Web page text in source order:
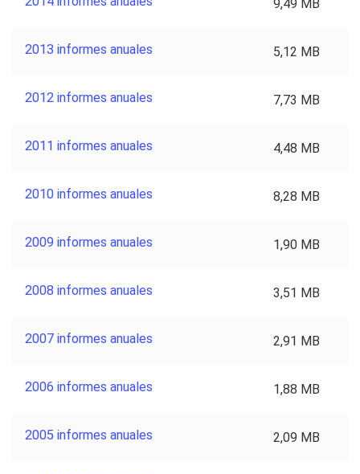
9,49 MB
2013 informes anuales 5,12 MB
2012 informes anuales 7,73 MB
2011 informes anuales 4,48 MB
2010 informes anuales 8,28 MB
2009 informes anuales 1,90 MB
2008 informes anuales 3,51 MB
2007 informes anuales 2,91 MB
2006 informes anuales 1,88 MB
2005 informes anuales 2,09 MB